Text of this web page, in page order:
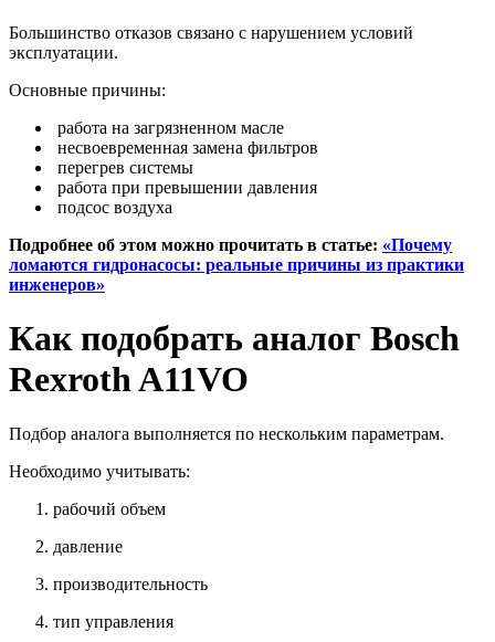
Большинство отказов связано с нарушением условий
эксплуатации.
Основные причины:
работа на загрязненном масле
несвоевременная замена фильтров
перегрев системы
работа при превышении давления
подсос воздуха
Подробнее об этом можно прочитать в статье: «Почему
ломаются гидронасосы: реальные причины из практики
инженеров»
Как подобрать аналог Bosch
Rexroth A11VO
Подбор аналога выполняется по нескольким параметрам.
Необходимо учитывать:
рабочий объем
давление
производительность
тип управления